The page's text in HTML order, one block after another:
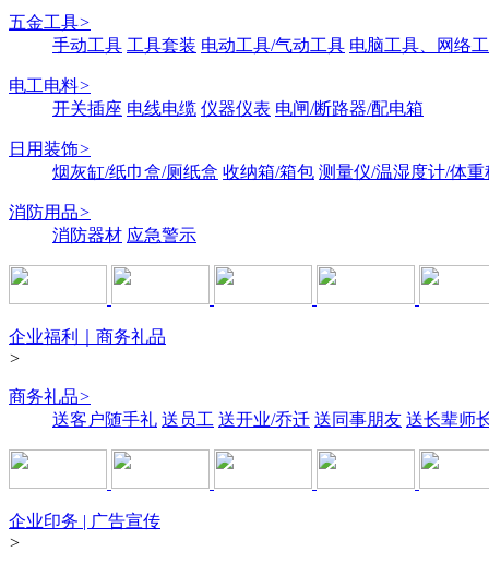
五金工具>
手动工具 工具套装 电动工具/气动工具 电脑工具、网络
电工电料>
开关插座 电线电缆 仪器仪表 电闸/断路器/配电箱
日用装饰>
烟灰缸/纸巾盒/厕纸盒 收纳箱/箱包 测量仪/温湿度计/体重
消防用品>
消防器材 应急警示
企业福利｜商务礼品
>
商务礼品>
送客户随手礼 送员工 送开业/乔迁 送同事朋友 送长辈师
企业印务 | 广告宣传
>